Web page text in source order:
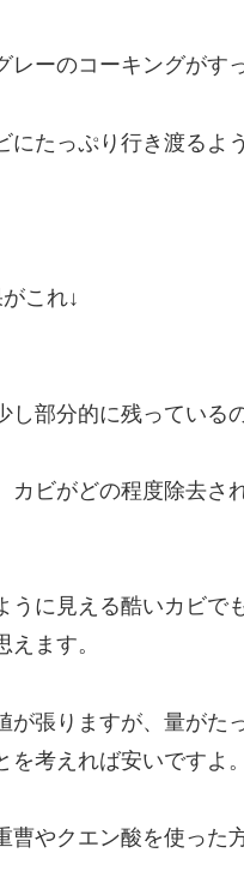
レーのコーキングがす
たっぷり行き渡るよ
これ↓
し部分的に残っている
カビがどの程度除去さ
に見える酷いカビで
えます。
が張りますが、量がた
考えれば安いですよ
曹やクエン酸を使った